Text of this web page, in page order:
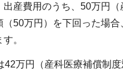
産費用のうち、50万円
50万円）を下回った場
。
万円（産科医療補償制度